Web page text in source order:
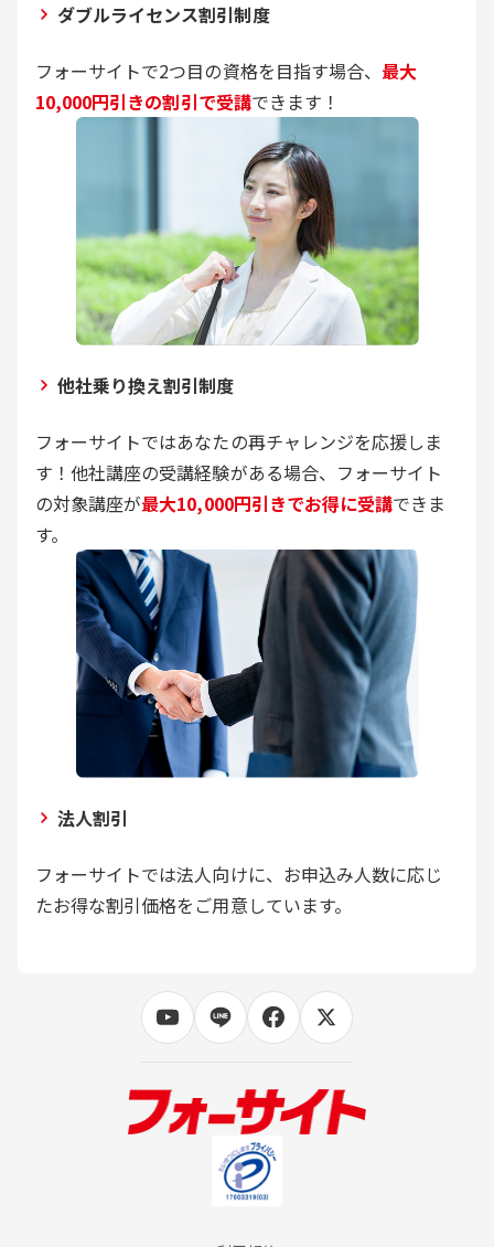
ダブルライセンス割引制度
フォーサイトで2つ目の資格を目指す場合、 最大
10,000円引きの割引で受講できます！
他社乗り換え割引制度
フォーサイトではあなたの再チャレンジを応援しま
す！他社講座の受講経験がある場合、フォーサイト
の対象講座が最大10,000円引きでお得に受講できま
す。
法人割引
フォーサイトでは法人向けに、お申込み人数に応じ
たお得な割引価格をご用意しています。